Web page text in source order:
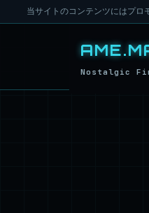
当サイトのコンテンツにはプロ